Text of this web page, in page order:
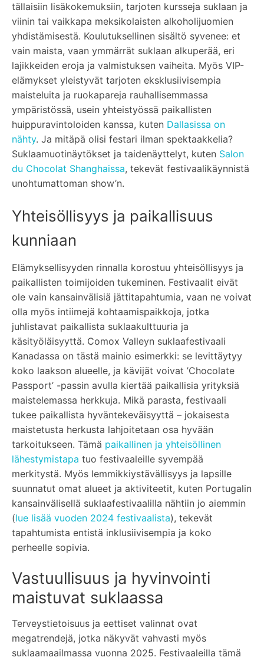
tällaisiin lisäkokemuksiin, tarjoten kursseja suklaan ja
viinin tai vaikkapa meksikolaisten alkoholijuomien
yhdistämisestä. Koulutuksellinen sisältö syvenee: et
vain maista, vaan ymmärrät suklaan alkuperää, eri
lajikkeiden eroja ja valmistuksen vaiheita. Myös VIP-
elämykset yleistyvät tarjoten eksklusiivisempia
maisteluita ja ruokapareja rauhallisemmassa
ympäristössä, usein yhteistyössä paikallisten
huippuravintoloiden kanssa, kuten Dallasissa on
nähty. Ja mitäpä olisi festari ilman spektaakkelia?
Suklaamuotinäytökset ja taidenäyttelyt, kuten Salon
du Chocolat Shanghaissa, tekevät festivaalikäynnistä
unohtumattoman show’n.
Yhteisöllisyys ja paikallisuus
kunniaan
Elämyksellisyyden rinnalla korostuu yhteisöllisyys ja
paikallisten toimijoiden tukeminen. Festivaalit eivät
ole vain kansainvälisiä jättitapahtumia, vaan ne voivat
olla myös intiimejä kohtaamispaikkoja, jotka
juhlistavat paikallista suklaakulttuuria ja
käsityöläisyyttä. Comox Valleyn suklaafestivaali
Kanadassa on tästä mainio esimerkki: se levittäytyy
koko laakson alueelle, ja kävijät voivat ’Chocolate
Passport’ -passin avulla kiertää paikallisia yrityksiä
maistelemassa herkkuja. Mikä parasta, festivaali
tukee paikallista hyväntekeväisyyttä – jokaisesta
maistetusta herkusta lahjoitetaan osa hyvään
tarkoitukseen. Tämä paikallinen ja yhteisöllinen
lähestymistapa tuo festivaaleille syvempää
merkitystä. Myös lemmikkiystävällisyys ja lapsille
suunnatut omat alueet ja aktiviteetit, kuten Portugalin
kansainvälisellä suklaafestivaalilla nähtiin jo aiemmin
(lue lisää vuoden 2024 festivaalista), tekevät
tapahtumista entistä inklusiivisempia ja koko
perheelle sopivia.
Vastuullisuus ja hyvinvointi
maistuvat suklaassa
Terveystietoisuus ja eettiset valinnat ovat
megatrendejä, jotka näkyvät vahvasti myös
suklaamaailmassa vuonna 2025. Festivaaleilla tämä